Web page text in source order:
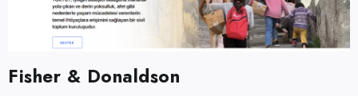
Fisher & Donaldson